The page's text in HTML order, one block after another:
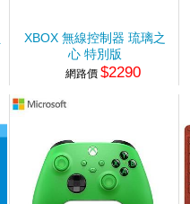
XBOX 無線控制器 琉璃之
心 特別版
網路價 $2290